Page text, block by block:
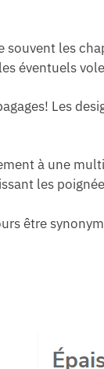
souvent les
éventuels
Les
à une
les
être